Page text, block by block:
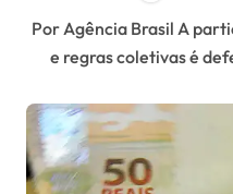
Por Agência Brasil A participação popular nas decisões
e regras coletivas é